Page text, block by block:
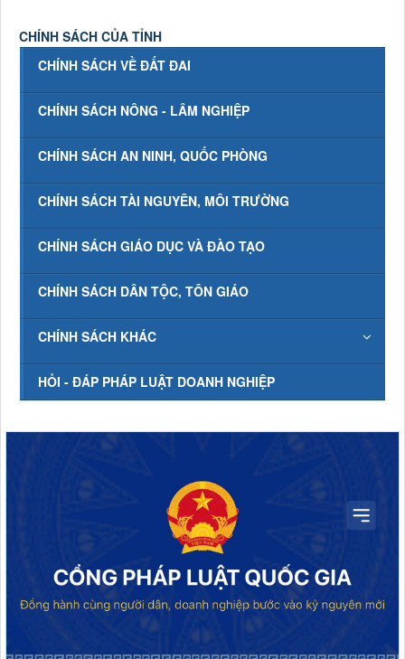
CHÍNH SÁCH CỦA TỈNH
CHÍNH SÁCH VỀ ĐẤT ĐAI
CHÍNH SÁCH NÔNG - LÂM NGHIỆP
CHÍNH SÁCH AN NINH, QUỐC PHÒNG
CHÍNH SÁCH TÀI NGUYÊN, MÔI TRƯỜNG
CHÍNH SÁCH GIÁO DỤC VÀ ĐÀO TẠO
CHÍNH SÁCH DÂN TỘC, TÔN GIÁO
CHÍNH SÁCH KHÁC
HỎI - ĐÁP PHÁP LUẬT DOANH NGHIỆP